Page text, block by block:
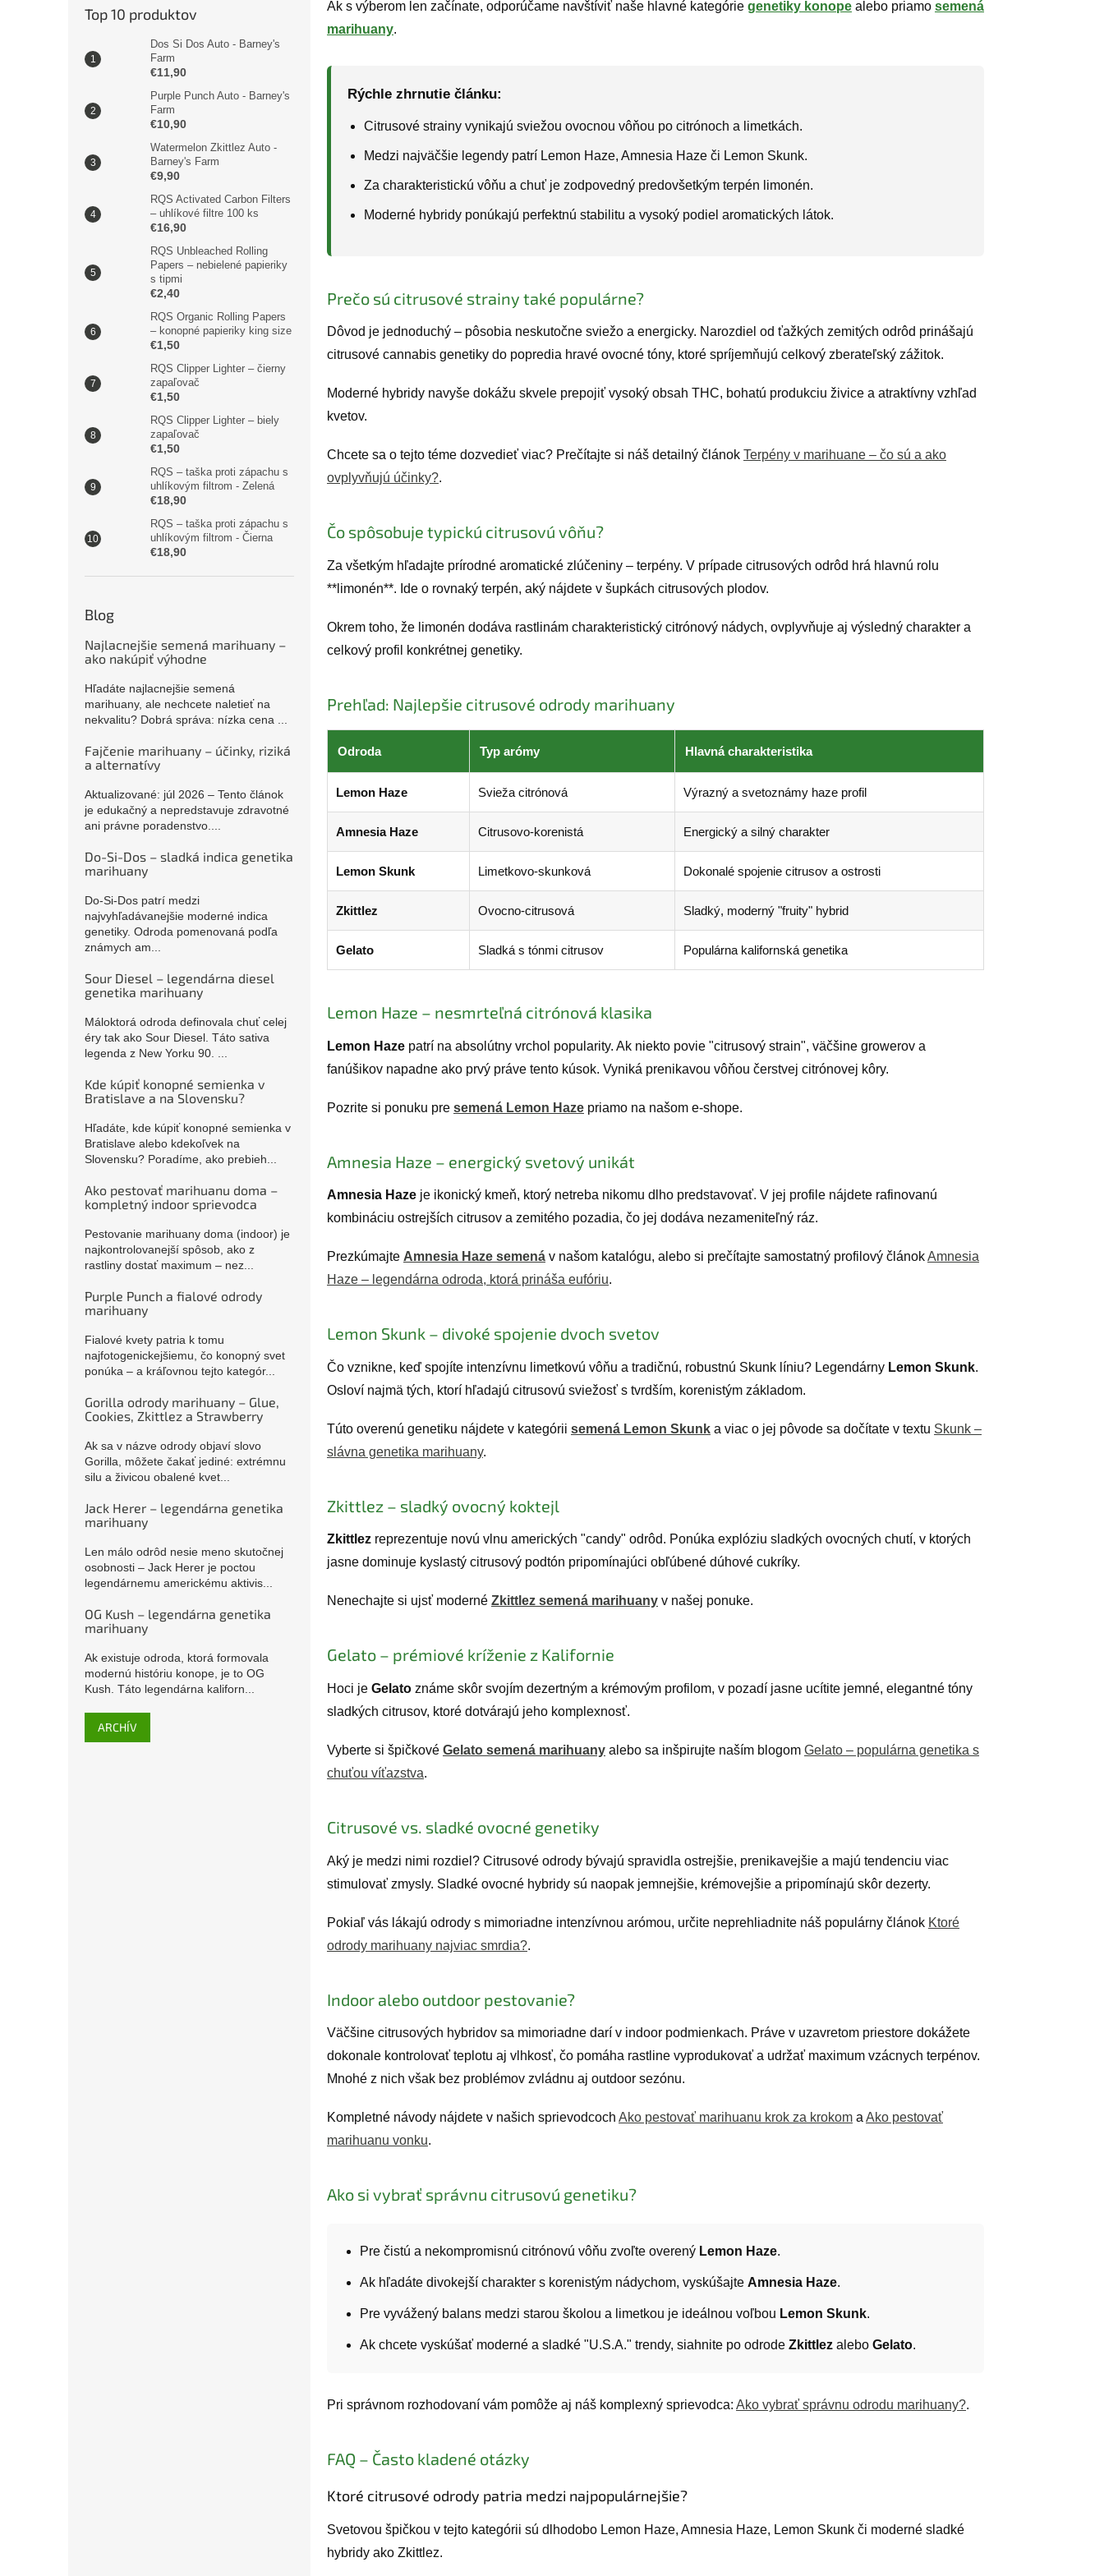
Top 10 produktov
Dos Si Dos Auto - Barney's
Farm
€11,90
Purple Punch Auto - Barney's
Farm
€10,90
Watermelon Zkittlez Auto -
Barney's Farm
€9,90
RQS Activated Carbon Filters
– uhlíkové filtre 100 ks
€16,90
RQS Unbleached Rolling
Papers – nebielené papieriky
s tipmi
€2,40
RQS Organic Rolling Papers
– konopné papieriky king size
€1,50
RQS Clipper Lighter – čierny
zapaľovač
€1,50
RQS Clipper Lighter – biely
zapaľovač
€1,50
RQS – taška proti zápachu s
uhlíkovým filtrom - Zelená
€18,90
RQS – taška proti zápachu s
uhlíkovým filtrom - Čierna
€18,90
Blog
Najlacnejšie semená marihuany –
ako nakúpiť výhodne
Hľadáte najlacnejšie semená
marihuany, ale nechcete naletieť na
nekvalitu? Dobrá správa: nízka cena ...
Fajčenie marihuany – účinky, riziká
a alternatívy
Aktualizované: júl 2026 – Tento článok
je edukačný a nepredstavuje zdravotné
ani právne poradenstvo....
Do-Si-Dos – sladká indica genetika
marihuany
Do-Si-Dos patrí medzi
najvyhľadávanejšie moderné indica
genetiky. Odroda pomenovaná podľa
známych am...
Sour Diesel – legendárna diesel
genetika marihuany
Máloktorá odroda definovala chuť celej
éry tak ako Sour Diesel. Táto sativa
legenda z New Yorku 90. ...
Kde kúpiť konopné semienka v
Bratislave a na Slovensku?
Hľadáte, kde kúpiť konopné semienka v
Bratislave alebo kdekoľvek na
Slovensku? Poradíme, ako prebieh...
Ako pestovať marihuanu doma –
kompletný indoor sprievodca
Pestovanie marihuany doma (indoor) je
najkontrolovanejší spôsob, ako z
rastliny dostať maximum – nez...
Purple Punch a fialové odrody
marihuany
Fialové kvety patria k tomu
najfotogenickejšiemu, čo konopný svet
ponúka – a kráľovnou tejto kategór...
Gorilla odrody marihuany – Glue,
Cookies, Zkittlez a Strawberry
Ak sa v názve odrody objaví slovo
Gorilla, môžete čakať jediné: extrémnu
silu a živicou obalené kvet...
Jack Herer – legendárna genetika
marihuany
Len málo odrôd nesie meno skutočnej
osobnosti – Jack Herer je poctou
legendárnemu americkému aktivis...
OG Kush – legendárna genetika
marihuany
Ak existuje odroda, ktorá formovala
modernú históriu konope, je to OG
Kush. Táto legendárna kaliforn...
ARCHÍV
Ak s výberom len začínate, odporúčame navštíviť naše hlavné kategórie genetiky konope alebo priamo semená
marihuany.
Rýchle zhrnutie článku:
Citrusové strainy vynikajú sviežou ovocnou vôňou po citrónoch a limetkách.
Medzi najväčšie legendy patrí Lemon Haze, Amnesia Haze či Lemon Skunk.
Za charakteristickú vôňu a chuť je zodpovedný predovšetkým terpén limonén.
Moderné hybridy ponúkajú perfektnú stabilitu a vysoký podiel aromatických látok.
Prečo sú citrusové strainy také populárne?
Dôvod je jednoduchý – pôsobia neskutočne sviežo a energicky. Narozdiel od ťažkých zemitých odrôd prinášajú
citrusové cannabis genetiky do popredia hravé ovocné tóny, ktoré spríjemňujú celkový zberateľský zážitok.
Moderné hybridy navyše dokážu skvele prepojiť vysoký obsah THC, bohatú produkciu živice a atraktívny vzhľad
kvetov.
Chcete sa o tejto téme dozvedieť viac? Prečítajte si náš detailný článok Terpény v marihuane – čo sú a ako
ovplyvňujú účinky?.
Čo spôsobuje typickú citrusovú vôňu?
Za všetkým hľadajte prírodné aromatické zlúčeniny – terpény. V prípade citrusových odrôd hrá hlavnú rolu
**limonén**. Ide o rovnaký terpén, aký nájdete v šupkách citrusových plodov.
Okrem toho, že limonén dodáva rastlinám charakteristický citrónový nádych, ovplyvňuje aj výsledný charakter a
celkový profil konkrétnej genetiky.
Prehľad: Najlepšie citrusové odrody marihuany
Odroda Typ arómy Hlavná charakteristika
Lemon Haze Svieža citrónová Výrazný a svetoznámy haze profil
Amnesia Haze Citrusovo-korenistá Energický a silný charakter
Lemon Skunk Limetkovo-skunková Dokonalé spojenie citrusov a ostrosti
Zkittlez Ovocno-citrusová Sladký, moderný "fruity" hybrid
Gelato Sladká s tónmi citrusov Populárna kalifornská genetika
Lemon Haze – nesmrteľná citrónová klasika
Lemon Haze patrí na absolútny vrchol popularity. Ak niekto povie "citrusový strain", väčšine growerov a
fanúšikov napadne ako prvý práve tento kúsok. Vyniká prenikavou vôňou čerstvej citrónovej kôry.
Pozrite si ponuku pre semená Lemon Haze priamo na našom e-shope.
Amnesia Haze – energický svetový unikát
Amnesia Haze je ikonický kmeň, ktorý netreba nikomu dlho predstavovať. V jej profile nájdete rafinovanú
kombináciu ostrejších citrusov a zemitého pozadia, čo jej dodáva nezameniteľný ráz.
Prezkúmajte Amnesia Haze semená v našom katalógu, alebo si prečítajte samostatný profilový článokAmnesia
Haze – legendárna odroda, ktorá prináša eufóriu.
Lemon Skunk – divoké spojenie dvoch svetov
Čo vznikne, keď spojíte intenzívnu limetkovú vôňu a tradičnú, robustnú Skunk líniu? Legendárny Lemon Skunk.
Osloví najmä tých, ktorí hľadajú citrusovú sviežosť s tvrdším, korenistým základom.
Túto overenú genetiku nájdete v kategórii semená Lemon Skunk a viac o jej pôvode sa dočítate v textu Skunk –
slávna genetika marihuany.
Zkittlez – sladký ovocný koktejl
Zkittlez reprezentuje novú vlnu amerických "candy" odrôd. Ponúka explóziu sladkých ovocných chutí, v ktorých
jasne dominuje kyslastý citrusový podtón pripomínajúci obľúbené dúhové cukríky.
Nenechajte si ujsť moderné Zkittlez semená marihuany v našej ponuke.
Gelato – prémiové kríženie z Kalifornie
Hoci je Gelato známe skôr svojím dezertným a krémovým profilom, v pozadí jasne ucítite jemné, elegantné tóny
sladkých citrusov, ktoré dotvárajú jeho komplexnosť.
Vyberte si špičkové Gelato semená marihuany alebo sa inšpirujte naším blogom Gelato – populárna genetika s
chuťou víťazstva.
Citrusové vs. sladké ovocné genetiky
Aký je medzi nimi rozdiel? Citrusové odrody bývajú spravidla ostrejšie, prenikavejšie a majú tendenciu viac
stimulovať zmysly. Sladké ovocné hybridy sú naopak jemnejšie, krémovejšie a pripomínajú skôr dezerty.
Pokiaľ vás lákajú odrody s mimoriadne intenzívnou arómou, určite neprehliadnite náš populárny článok Ktoré
odrody marihuany najviac smrdia?.
Indoor alebo outdoor pestovanie?
Väčšine citrusových hybridov sa mimoriadne darí v indoor podmienkach. Práve v uzavretom priestore dokážete
dokonale kontrolovať teplotu aj vlhkosť, čo pomáha rastline vyprodukovať a udržať maximum vzácnych terpénov.
Mnohé z nich však bez problémov zvládnu aj outdoor sezónu.
Kompletné návody nájdete v našich sprievodcoch Ako pestovať marihuanu krok za krokom a Ako pestovať
marihuanu vonku.
Ako si vybrať správnu citrusovú genetiku?
Pre čistú a nekompromisnú citrónovú vôňu zvoľte overený Lemon Haze.
Ak hľadáte divokejší charakter s korenistým nádychom, vyskúšajte Amnesia Haze.
Pre vyvážený balans medzi starou školou a limetkou je ideálnou voľbou Lemon Skunk.
Ak chcete vyskúšať moderné a sladké "U.S.A." trendy, siahnite po odrode Zkittlez alebo Gelato.
Pri správnom rozhodovaní vám pomôže aj náš komplexný sprievodca: Ako vybrať správnu odrodu marihuany?.
FAQ – Často kladené otázky
Ktoré citrusové odrody patria medzi najpopulárnejšie?
Svetovou špičkou v tejto kategórii sú dlhodobo Lemon Haze, Amnesia Haze, Lemon Skunk či moderné sladké
hybridy ako Zkittlez.